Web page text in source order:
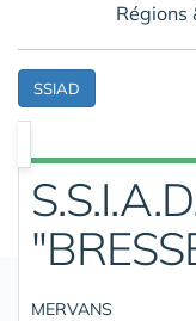
Régions
SSIAD
MERVANS